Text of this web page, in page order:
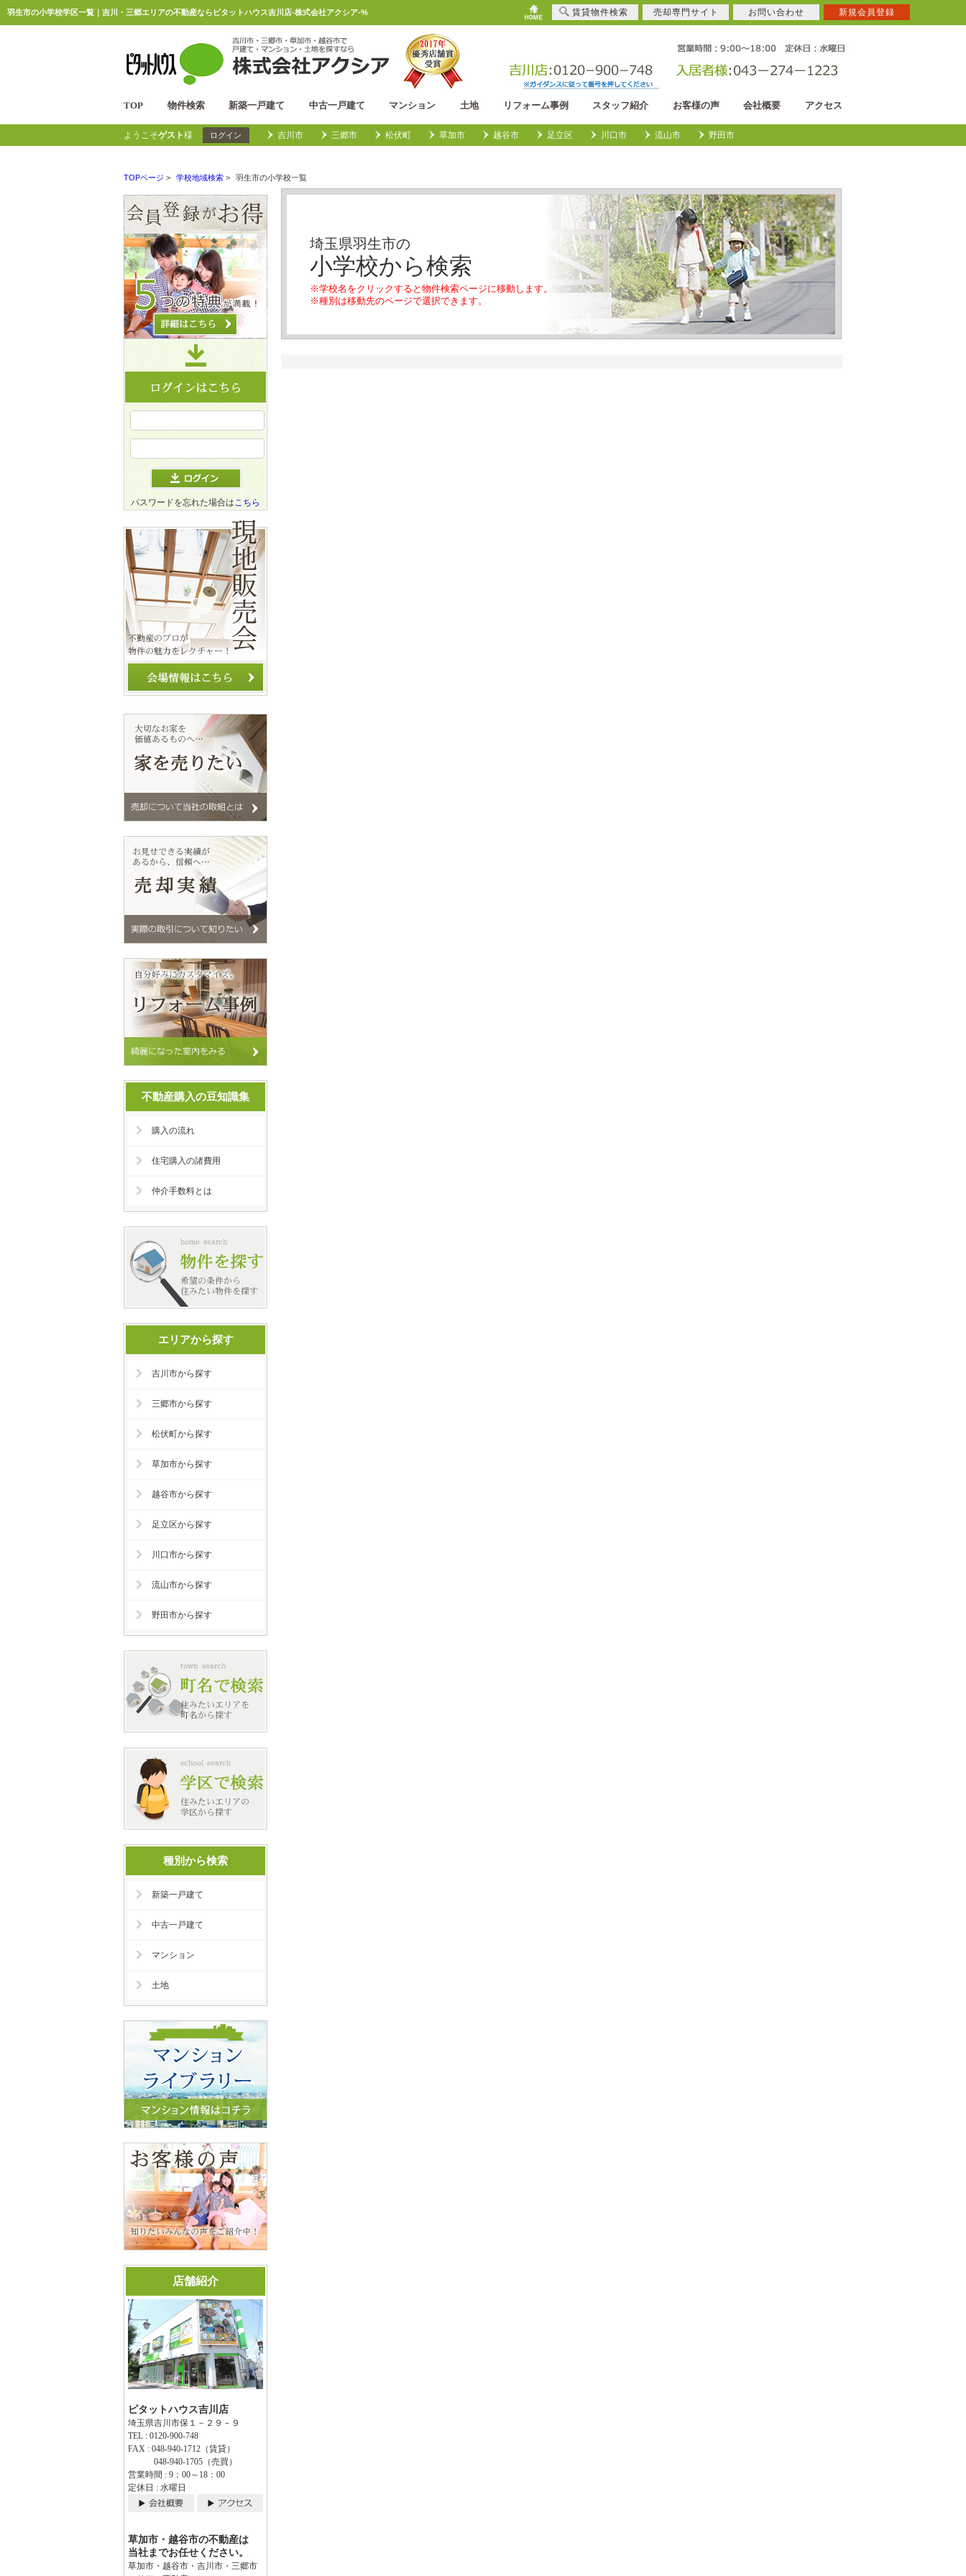
羽生市の小学校学区一覧｜吉川・三郷エリアの不動産ならピタットハウス吉川店-株式会社アクシア-%
TOP 物件検索 新築一戸建て 中古一戸建て マンション 土地 リフォーム事例 スタッフ紹介 お客様の声 会社概要 アクセス
ようこそゲスト様 ログイン 吉川市 三郷市 松伏町 草加市 越谷市 足立区 川口市 流山市 野田市
TOPページ > 学校地域検索 > 羽生市の小学校一覧
埼玉県羽生市の
小学校から検索
※学校名をクリックすると物件検索ページに移動します。
※種別は移動先のページで選択できます。
パスワードを忘れた場合はこちら
不動産購入の豆知識集
購入の流れ
住宅購入の諸費用
仲介手数料とは
エリアから探す
吉川市から探す
三郷市から探す
松伏町から探す
草加市から探す
越谷市から探す
足立区から探す
川口市から探す
流山市から探す
野田市から探す
種別から検索
新築一戸建て
中古一戸建て
マンション
土地
店舗紹介
ピタットハウス吉川店
埼玉県吉川市保１－２９－９
TEL : 0120-900-748
FAX : 048-940-1712（賃貸）
048-940-1705（売買）
営業時間 : 9：00～18：00
定休日 : 水曜日
草加市・越谷市の不動産は
当社までお任せください。
草加市・越谷市・吉川市・三郷市
賃貸物件検索 売却専門サイト お問い合わせ 新規会員登録